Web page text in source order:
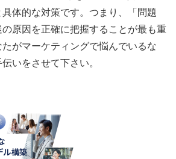
体的な対策です。つまり、「問題
原因を正確に把握することが最も重
がマーケティングで悩んでいるな
いをさせて下さい。